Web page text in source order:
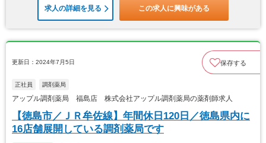
求人の詳細を見る この求人に興味がある
更新日：2024年7月5日 保存する
正社員 調剤薬局
アップル調剤薬局 福島店 株式会社アップル調剤薬局の薬剤師求人
【徳島市／ＪＲ牟佐線】年間休日120日／徳島県内に
16店舗展開している調剤薬局です